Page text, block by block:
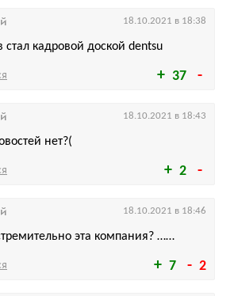
37
стал кадровой доской dentsu
18.10.2021 в 18:38
2
нет?(
18.10.2021 в 18:43
7 2
эта компания? ……
18.10.2021 в 18:46